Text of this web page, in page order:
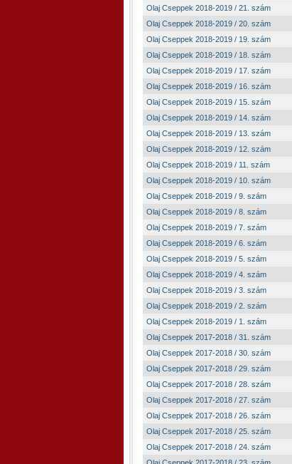
Olaj Cseppek 2018-2019 / 21. szám
Olaj Cseppek 2018-2019 / 20. szám
Olaj Cseppek 2018-2019 / 19. szám
Olaj Cseppek 2018-2019 / 18. szám
Olaj Cseppek 2018-2019 / 17. szám
Olaj Cseppek 2018-2019 / 16. szám
Olaj Cseppek 2018-2019 / 15. szám
Olaj Cseppek 2018-2019 / 14. szám
Olaj Cseppek 2018-2019 / 13. szám
Olaj Cseppek 2018-2019 / 12. szám
Olaj Cseppek 2018-2019 / 11. szám
Olaj Cseppek 2018-2019 / 10. szám
Olaj Cseppek 2018-2019 / 9. szám
Olaj Cseppek 2018-2019 / 8. szám
Olaj Cseppek 2018-2019 / 7. szám
Olaj Cseppek 2018-2019 / 6. szám
Olaj Cseppek 2018-2019 / 5. szám
Olaj Cseppek 2018-2019 / 4. szám
Olaj Cseppek 2018-2019 / 3. szám
Olaj Cseppek 2018-2019 / 2. szám
Olaj Cseppek 2018-2019 / 1. szám
Olaj Cseppek 2017-2018 / 31. szám
Olaj Cseppek 2017-2018 / 30. szám
Olaj Cseppek 2017-2018 / 29. szám
Olaj Cseppek 2017-2018 / 28. szám
Olaj Cseppek 2017-2018 / 27. szám
Olaj Cseppek 2017-2018 / 26. szám
Olaj Cseppek 2017-2018 / 25. szám
Olaj Cseppek 2017-2018 / 24. szám